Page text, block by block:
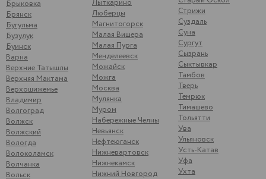
Брыковка
Брянск
Бугульма
Бузулук
Буинск
Варна
Верхние Татышлы
Верхняя Мактама
Верхошижемье
Владимир
Волгоград
Волжск
Волжский
Вологда
Волоколамск
Волчанка
Вольск
Лыткарино
Люберцы
Магнитогорск
Малая Вишера
Малая Пурга
Менделеевск
Можайск
Можга
Москва
Мулянка
Муром
Набережные Челны
Невьянск
Нефтеюганск
Нижневартовск
Нижнекамск
Нижний Новгород
Стрижи
Суздаль
Суна
Сургут
Сызрань
Сыктывкар
Тамбов
Тверь
Темрюк
Тимашево
Тольятти
Ува
Ульяновск
Усть-Катав
Уфа
Ухта